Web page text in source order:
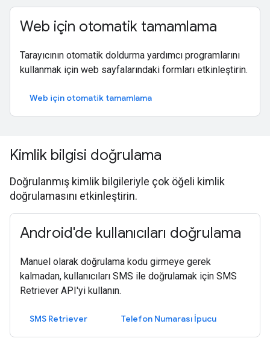
Web için otomatik tamamlama
Tarayıcının otomatik doldurma yardımcı programlarını
kullanmak için web sayfalarındaki formları etkinleştirin.
Web için otomatik tamamlama
Kimlik bilgisi doğrulama
Doğrulanmış kimlik bilgileriyle çok öğeli kimlik
doğrulamasını etkinleştirin.
Android'de kullanıcıları doğrulama
Manuel olarak doğrulama kodu girmeye gerek
kalmadan, kullanıcıları SMS ile doğrulamak için SMS
Retriever API'yi kullanın.
SMS Retriever Telefon Numarası İpucu